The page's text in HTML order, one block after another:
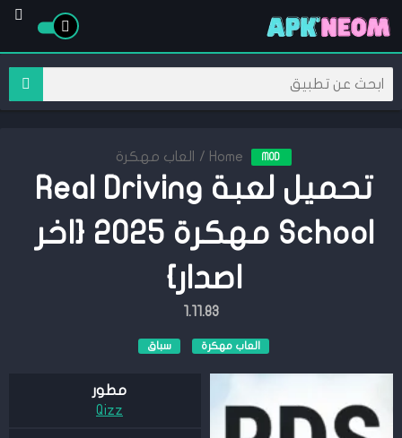
MOD
Home
/ العاب مهكرة
تحميل لعبة Real Driving
School مهكرة 2025 {اخر
اصدار}
1.11.83
العاب مهكرة سباق
مطور
Qizz